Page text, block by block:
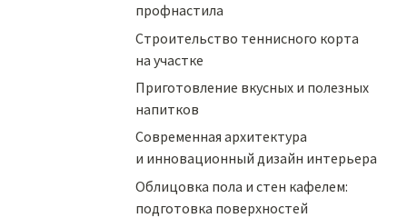
профнастила
Строительство теннисного корта
на участке
Приготовление вкусных и полезных
напитков
Cовременная архитектура
и инновационный дизайн интерьера
Облицовка пола и стен кафелем:
подготовка поверхностей